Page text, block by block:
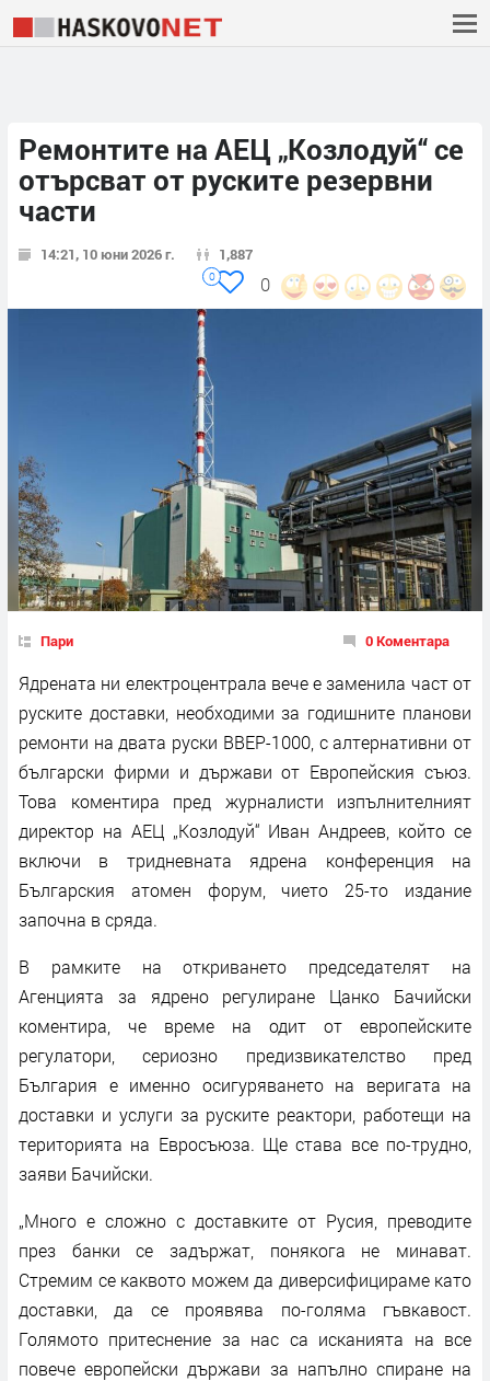
Ремонтите на АЕЦ „Козлодуй“ се
отърсват от руските резервни
части
14:21, 10 юни 2026 г. 1,887
0
0
Пари 0 Коментара
Ядрената ни електроцентрала вече е заменила част от
руските доставки, необходими за годишните планови
ремонти на двата руски ВВЕР-1000, с алтернативни от
български фирми и държави от Европейския съюз.
Това коментира пред журналисти изпълнителният
директор на АЕЦ „Козлодуй“ Иван Андреев, който се
включи в тридневната ядрена конференция на
Българския атомен форум, чието 25-то издание
започна в сряда.
В рамките на откриването председателят на
Агенцията за ядрено регулиране Цанко Бачийски
коментира, че време на одит от европейските
регулатори, сериозно предизвикателство пред
България е именно осигуряването на веригата на
доставки и услуги за руските реактори, работещи на
територията на Евросъюза. Ще става все по-трудно,
заяви Бачийски.
„Много е сложно с доставките от Русия, преводите
през банки се задържат, понякога не минават.
Стремим се каквото можем да диверсифицираме като
доставки, да се проявява по-голяма гъвкавост.
Голямото притеснение за нас са исканията на все
повече европейски държави за напълно спиране на